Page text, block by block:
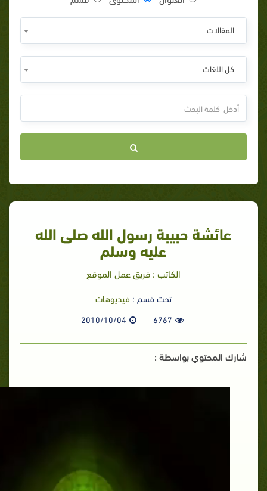
المقالات
كل اللغات
عائشة حبيبة رسول الله صلى الله
عليه وسلم
الكاتب : فريق عمل الموقع
تحت قسم : فيديوهات
6767
2010/10/04
شارك المحتوي بواسطة :